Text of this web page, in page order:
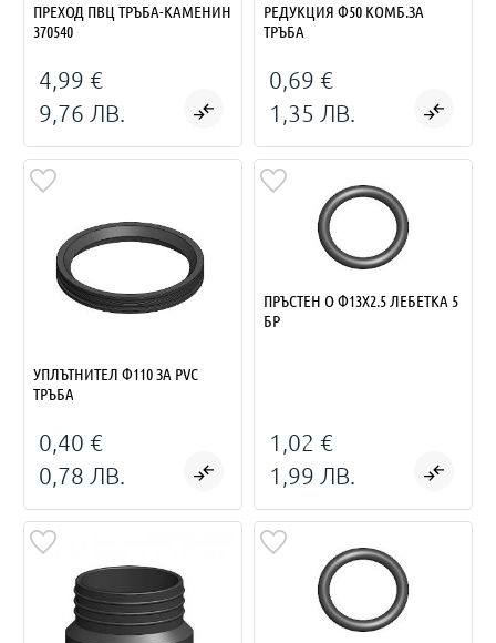
ПРЕХОД ПВЦ ТРЪБА-КАМЕНИН
370540
4,99 €
9,76 ЛВ.
РЕДУКЦИЯ Ф50 КОМБ.ЗА
ТРЪБА
0,69 €
1,35 ЛВ.
УПЛЪТНИТЕЛ Ф110 ЗА РVС
ТРЪБА
0,40 €
0,78 ЛВ.
ПРЪСТЕН О Ф13Х2.5 ЛЕБЕТКА 5
БР
1,02 €
1,99 ЛВ.